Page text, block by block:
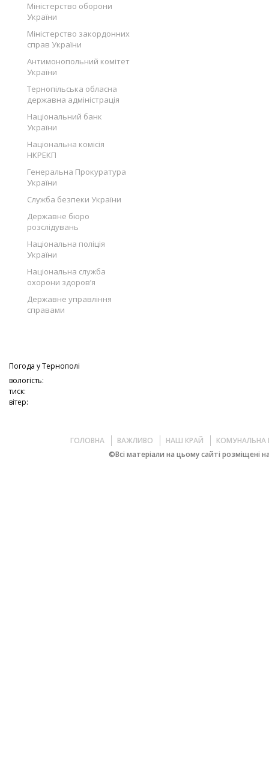
Міністерство оборони
України
Міністерство закордонних
справ України
Антимонопольний комітет
України
Тернопільська обласна
державна адміністрація
Національний банк
України
Національна комісія
НКРЕКП
Генеральна Прокуратура
України
Служба безпеки України
Державне бюро
розслідувань
Національна поліція
України
Національна служба
охорони здоров’я
Державне управління
справами
Погода уТернополі
вологість:
тиск:
вітер:
ГОЛОВНА ВАЖЛИВО НАШ КРАЙ
КОМУНАЛЬНА
©Всі матеріали на цьому сайті розміщені